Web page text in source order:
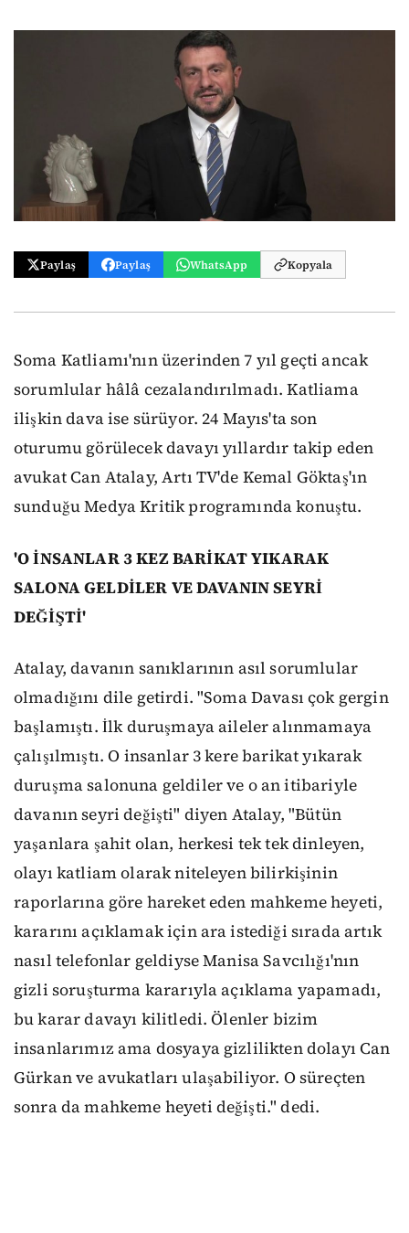
Paylaş Paylaş WhatsApp Kopyala
Soma Katliamı'nın üzerinden 7 yıl geçti ancak
sorumlular hâlâ cezalandırılmadı. Katliama
ilişkin dava ise sürüyor. 24 Mayıs'ta son
oturumu görülecek davayı yıllardır takip eden
avukat Can Atalay, Artı TV'de Kemal Göktaş'ın
sunduğu Medya Kritik programında konuştu.
'O İNSANLAR 3 KEZ BARİKAT YIKARAK
SALONA GELDİLER VE DAVANIN SEYRİ
DEĞİŞTİ'
Atalay, davanın sanıklarının asıl sorumlular
olmadığını dile getirdi. "Soma Davası çok gergin
başlamıştı. İlk duruşmaya aileler alınmamaya
çalışılmıştı. O insanlar 3 kere barikat yıkarak
duruşma salonuna geldiler ve o an itibariyle
davanın seyri değişti" diyen Atalay, "Bütün
yaşanlara şahit olan, herkesi tek tek dinleyen,
olayı katliam olarak niteleyen bilirkişinin
raporlarına göre hareket eden mahkeme heyeti,
kararını açıklamak için ara istediği sırada artık
nasıl telefonlar geldiyse Manisa Savcılığı'nın
gizli soruşturma kararıyla açıklama yapamadı,
bu karar davayı kilitledi. Ölenler bizim
insanlarımız ama dosyaya gizlilikten dolayı Can
Gürkan ve avukatları ulaşabiliyor. O süreçten
sonra da mahkeme heyeti değişti." dedi.